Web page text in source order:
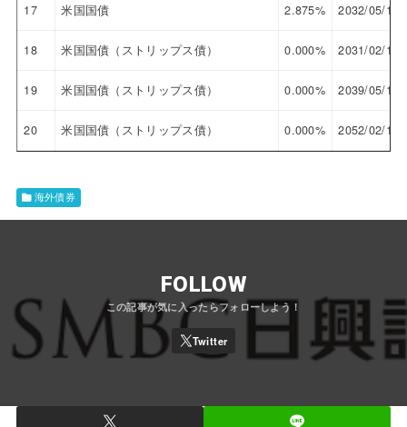
17 米国国債 2.875% 2032/05/15
18 米国国債（ストリップス債） 0.000% 2031/02/15
19 米国国債（ストリップス債） 0.000% 2039/05/15
20 米国国債（ストリップス債） 0.000% 2052/02/15
海外債券
FOLLOW